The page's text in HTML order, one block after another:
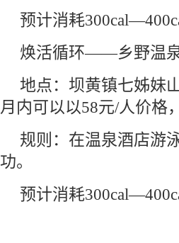
预计消耗
焕活循环——乡野温
地点：坝黄镇七姊妹
月内可以以58元/人价格
规则：在温泉酒店游
功。
预计消耗